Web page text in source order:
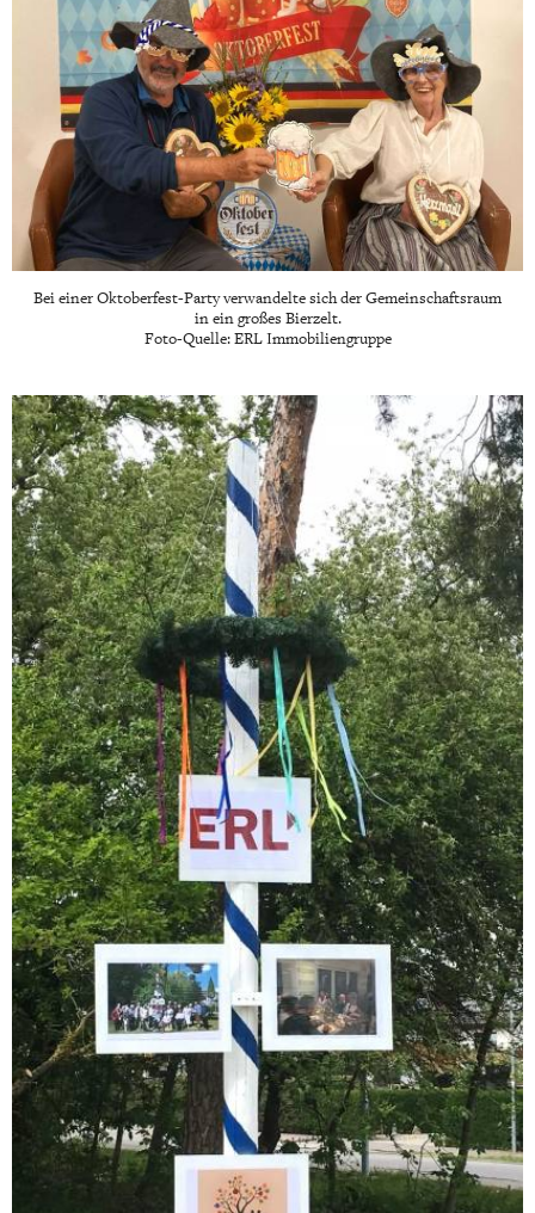
Bei einer Oktoberfest-Party verwandelte sich der Gemeinschaftsraum
in ein großes Bierzelt.
Foto-Quelle: ERL Immobiliengruppe